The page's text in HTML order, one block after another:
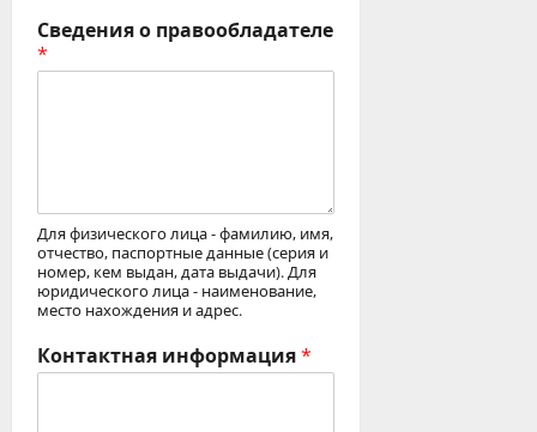
Сведения о правообладателе
*
Для физического лица - фамилию, имя,
отчество, паспортные данные (серия и
номер, кем выдан, дата выдачи). Для
юридического лица - наименование,
место нахождения и адрес.
Контактная информация*